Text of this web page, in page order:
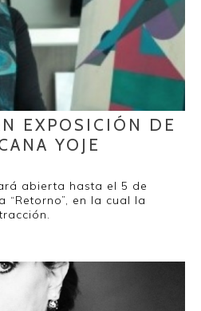
EXPOSICIÓN DE
YOJE
abierta hasta el 5 de
en la cual la